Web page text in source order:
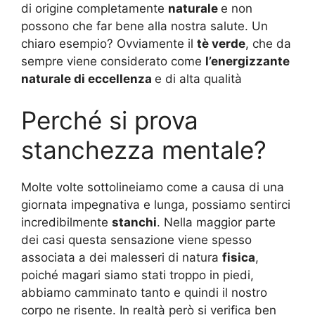
di origine completamente naturale e non
possono che far bene alla nostra salute. Un
chiaro esempio? Ovviamente il tè verde, che da
sempre viene considerato come l’energizzante
naturale di eccellenza e di alta qualità
Perché si prova
stanchezza mentale?
Molte volte sottolineiamo come a causa di una
giornata impegnativa e lunga, possiamo sentirci
incredibilmente stanchi. Nella maggior parte
dei casi questa sensazione viene spesso
associata a dei malesseri di natura fisica,
poiché magari siamo stati troppo in piedi,
abbiamo camminato tanto e quindi il nostro
corpo ne risente. In realtà però si verifica ben